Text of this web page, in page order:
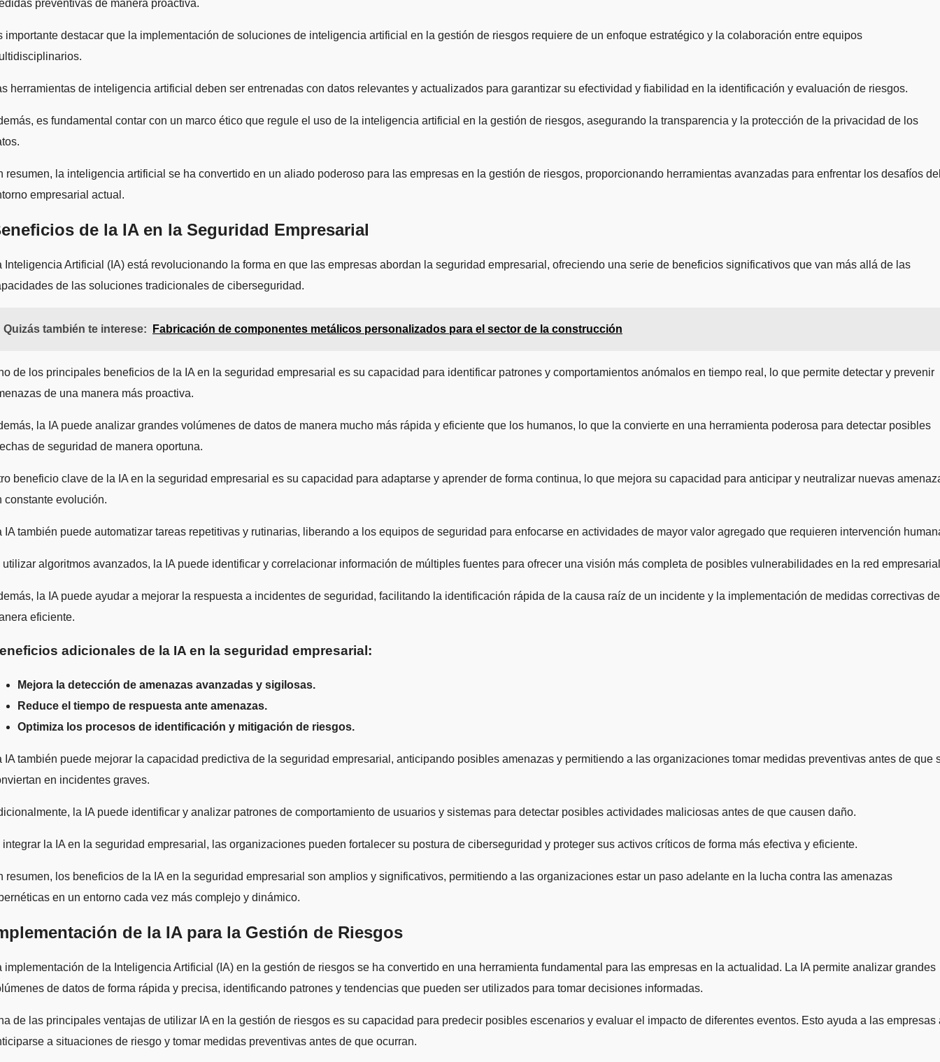
preventivas de manera proactiva.
importante destacar que la implementación de soluciones de inteligencia artificial en la gestión de riesgos requiere de un enfoque estratégico y la colaboración entre equipos
herramientas de inteligencia artificial deben ser entrenadas con datos relevantes y actualizados para garantizar su efectividad y fiabilidad en la identificación y evaluación de riesgos.
es fundamental contar con un marco ético que regule el uso de la inteligencia artificial en la gestión de riesgos, asegurando la transparencia y la protección de la privacidad de los
resumen, la inteligencia artificial se ha convertido en un aliado poderoso para las empresas en la gestión de riesgos, proporcionando herramientas avanzadas para enfrentar los desafíos
empresarial actual.
de la IA en la Seguridad Empresarial
Inteligencia Artificial (IA) está revolucionando la forma en que las empresas abordan la seguridad empresarial, ofreciendo una serie de beneficios significativos que van más allá de las
de las soluciones tradicionales de ciberseguridad.
Quizás también te interese: Fabricación de componentes metálicos personalizados para el sector de la construcción
de los principales beneficios de la IA en la seguridad empresarial es su capacidad para identificar patrones y comportamientos anómalos en tiempo real, lo que permite detectar y prevenir
de una manera más proactiva.
la IA puede analizar grandes volúmenes de datos de manera mucho más rápida y eficiente que los humanos, lo que la convierte en una herramienta poderosa para detectar posibles
de seguridad de manera oportuna.
beneficio clave de la IA en la seguridad empresarial es su capacidad para adaptarse y aprender de forma continua, lo que mejora su capacidad para anticipar y neutralizar nuevas
constante evolución.
IA también puede automatizar tareas repetitivas y rutinarias, liberando a los equipos de seguridad para enfocarse en actividades de mayor valor agregado que requieren intervención
utilizar algoritmos avanzados, la IA puede identificar y correlacionar información de múltiples fuentes para ofrecer una visión más completa de posibles vulnerabilidades en la red
la IA puede ayudar a mejorar la respuesta a incidentes de seguridad, facilitando la identificación rápida de la causa raíz de un incidente y la implementación de medidas correctivas de
eficiente.
adicionales de la IA en la seguridad empresarial:
Mejora la detección de amenazas avanzadas y sigilosas.
Reduce el tiempo de respuesta ante amenazas.
Optimiza los procesos de identificación y mitigación de riesgos.
IA también puede mejorar la capacidad predictiva de la seguridad empresarial, anticipando posibles amenazas y permitiendo a las organizaciones tomar medidas preventivas antes de que
en incidentes graves.
la IA puede identificar y analizar patrones de comportamiento de usuarios y sistemas para detectar posibles actividades maliciosas antes de que causen daño.
integrar la IA en la seguridad empresarial, las organizaciones pueden fortalecer su postura de ciberseguridad y proteger sus activos críticos de forma más efectiva y eficiente.
resumen, los beneficios de la IA en la seguridad empresarial son amplios y significativos, permitiendo a las organizaciones estar un paso adelante en la lucha contra las amenazas
en un entorno cada vez más complejo y dinámico.
de la IA para la Gestión de Riesgos
implementación de la Inteligencia Artificial (IA) en la gestión de riesgos se ha convertido en una herramienta fundamental para las empresas en la actualidad. La IA permite analizar grandes
de datos de forma rápida y precisa, identificando patrones y tendencias que pueden ser utilizados para tomar decisiones informadas.
de las principales ventajas de utilizar IA en la gestión de riesgos es su capacidad para predecir posibles escenarios y evaluar el impacto de diferentes eventos. Esto ayuda a las empresas
a situaciones de riesgo y tomar medidas preventivas antes de que ocurran.